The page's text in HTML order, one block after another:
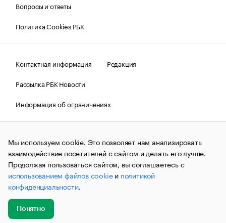
Вопросы и ответы
Политика Cookies РБК
Контактная информация
Редакция
Рассылка РБК Новости
Информация об ограничениях
Правовая информация
О соблюдении авторских прав
© АО «РОСБИЗНЕСКОНСАЛТИНГ»,1995–2026.Сообщения
и материалы информационного агентства «РБК»
(зарегистрировано Федеральной службой по надзору в сфере
связи, информационных технологий и массовых
коммуникаций (Роскомнадзор) 09.12.2015 за номером ИА
№ФС77-63848) сопровождаются пометкой «РБК». Отдельные
публикации могут содержать информацию,
не предназначенную для пользователей
до 18 лет.
Мы используем cookie. Это позволяет нам анализировать
взаимодействие посетителей с сайтом и делать его лучше.
Продолжая пользоваться сайтом, вы соглашаетесь с
использованием файлов cookieи политикой
конфиденциальности.
Понятно